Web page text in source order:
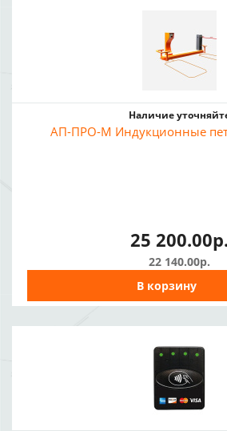
Наличие
АП-ПРО-М Индукционные
25 200.00р.
22 140.00р.
В корзину